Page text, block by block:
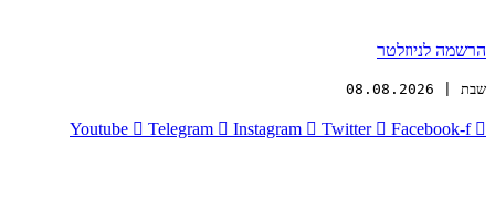
הרשמה לניוזלטר
שבת | 08.08.2026
Youtube Telegram Instagram Twitter Facebook-f